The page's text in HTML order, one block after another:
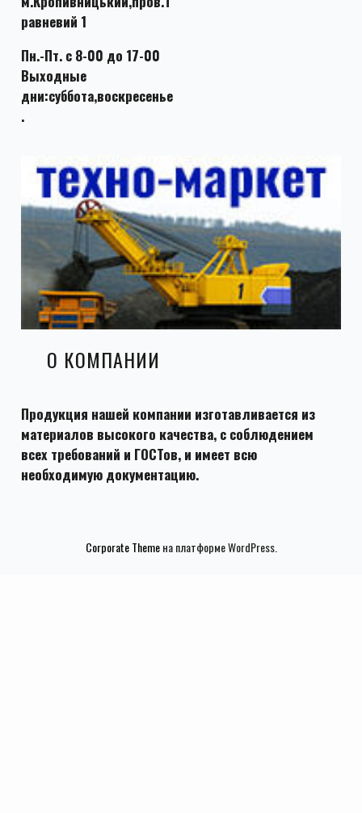
равневий 1
Пн.-Пт. с 8-00 до 17-00
Выходные
дни:суббота,воскресенье
.
О КОМПАНИИ
Продукция нашей компании изготавливается из
материалов высокого качества, с соблюдением
всех требований и ГОСТов, и имеет всю
необходимую документацию.
Corporate Themeна платформе WordPress.